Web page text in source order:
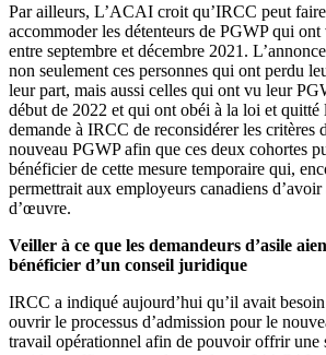
Par ailleurs, L’ACAI croit qu’IRCC peut
accommoder les détenteurs de PGWP qui
entre septembre et décembre 2021.
non seulement ces personnes qui ont perdu
leur part, mais aussi celles qui ont vu leur
début de 2022 et qui ont obéi à la loi et
demande à IRCC de reconsidérer les critères
nouveau PGWP afin que ces deux cohortes
bénéficier de cette mesure temporaire qui,
permettrait aux employeurs canadiens
d’œuvre.
Veiller à ce que les demandeurs d’asile
bénéficier d’un conseil juridique
IRCC a indiqué aujourd’hui qu’il avait
ouvrir le processus d’admission pour le
travail opérationnel afin de pouvoir offrir une